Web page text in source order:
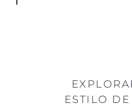
ESTILO